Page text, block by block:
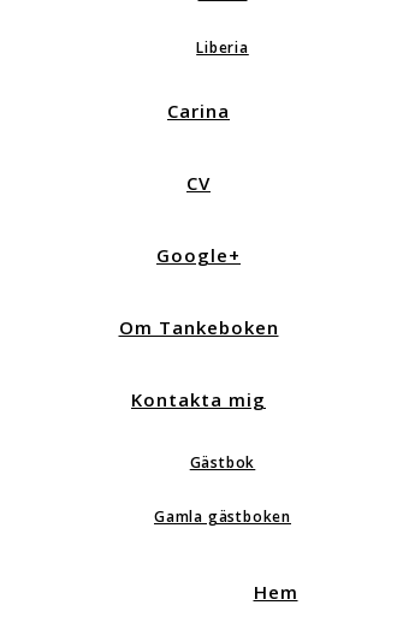
Liberia
Carina
CV
Google+
Om Tankeboken
Kontakta mig
Gästbok
Gamla gästboken
Hem